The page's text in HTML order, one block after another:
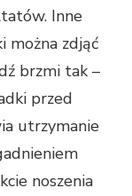
Inne
można zdjąć
brzmi tak –
przed
utrzymanie
noszenia